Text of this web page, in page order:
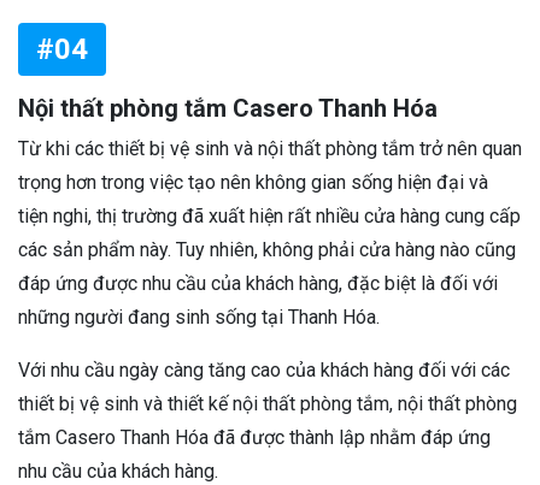
#04
Nội thất phòng tắm Casero Thanh Hóa
Từ khi các thiết bị vệ sinh và nội thất phòng tắm trở nên quan
trọng hơn trong việc tạo nên không gian sống hiện đại và
tiện nghi, thị trường đã xuất hiện rất nhiều cửa hàng cung cấp
các sản phẩm này. Tuy nhiên, không phải cửa hàng nào cũng
đáp ứng được nhu cầu của khách hàng, đặc biệt là đối với
những người đang sinh sống tại Thanh Hóa.
Với nhu cầu ngày càng tăng cao của khách hàng đối với các
thiết bị vệ sinh và thiết kế nội thất phòng tắm, nội thất phòng
tắm Casero Thanh Hóa đã được thành lập nhằm đáp ứng
nhu cầu của khách hàng.